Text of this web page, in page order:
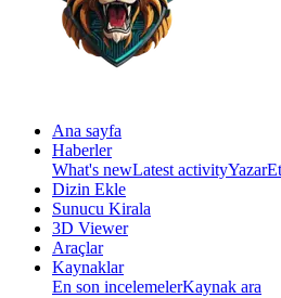
Ana sayfa
Haberler
What's newLatest activityYazar
Dizin Ekle
Sunucu Kirala
3D Viewer
Araçlar
Kaynaklar
En son incelemelerKaynak ara